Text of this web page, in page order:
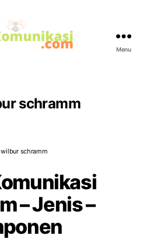
Menu
schramm
wilbur schramm
– Jenis –